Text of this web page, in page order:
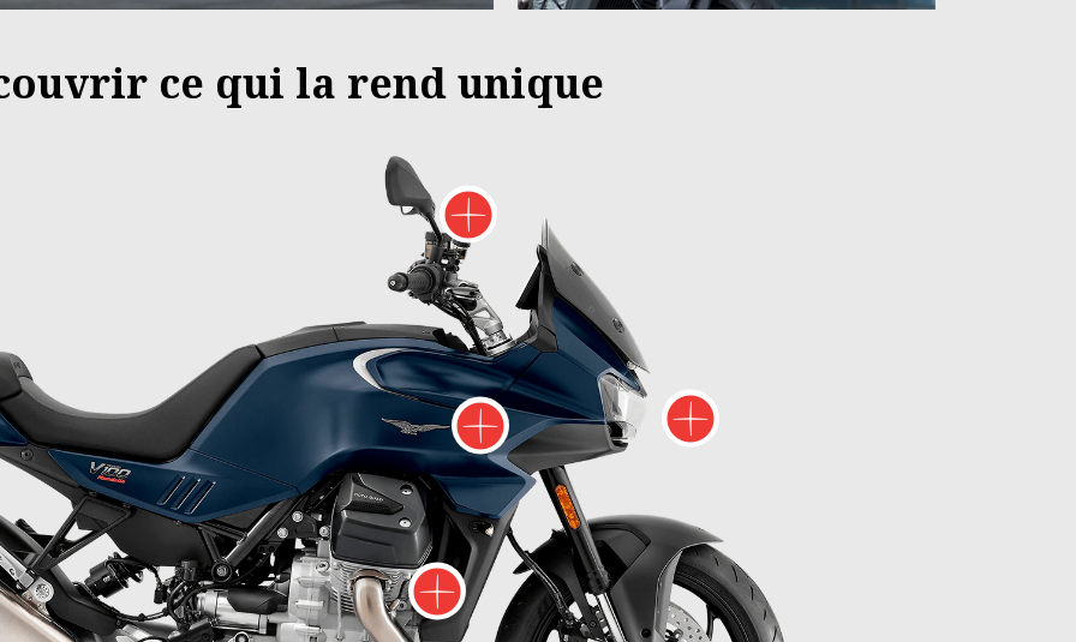
ce qui la rend unique
Plus d'informations sur
Plus d'informations sur
Plus d'informations sur